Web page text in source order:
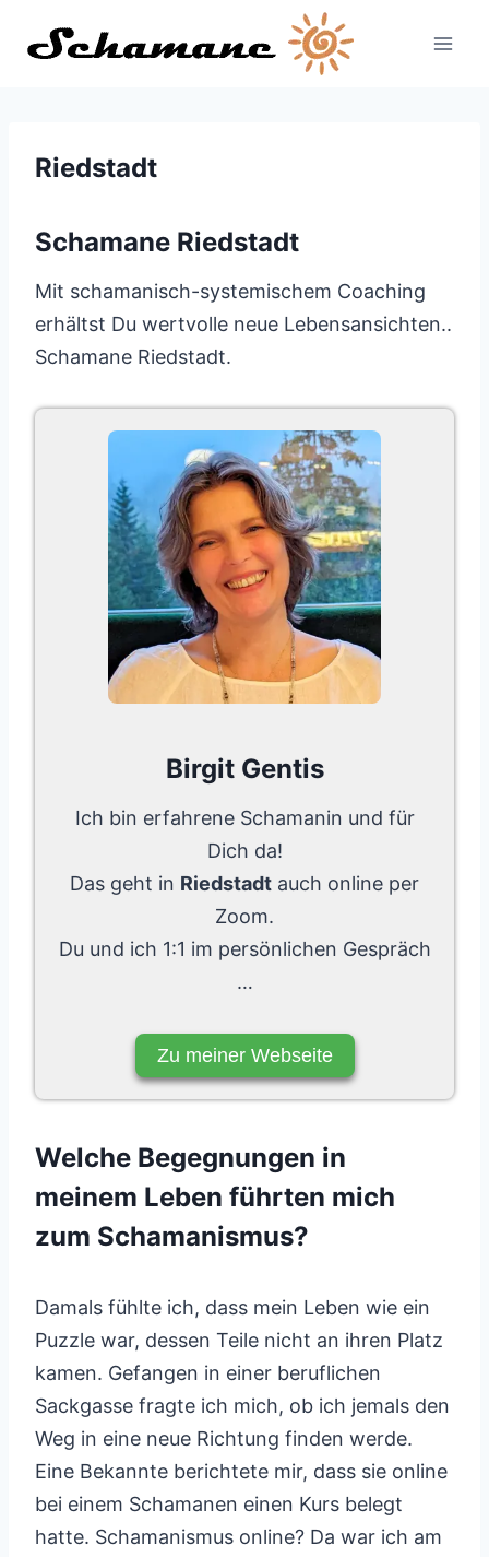
Inhalt
Riedstadt
Schamane Riedstadt
Mit schamanisch-systemischem Coaching
erhältst Du wertvolle neue Lebensansichten..
Schamane Riedstadt.
Birgit Gentis
Ich bin erfahrene Schamanin und für
Dich da!
Das geht in Riedstadt auch online per
Zoom.
Du und ich 1:1 im persönlichen Gespräch
…
Zu meiner Webseite
Welche Begegnungen in
meinem Leben führten mich
zum Schamanismus?
Damals fühlte ich, dass mein Leben wie ein
Puzzle war, dessen Teile nicht an ihren Platz
kamen. Gefangen in einer beruflichen
Sackgasse fragte ich mich, ob ich jemals den
Weg in eine neue Richtung finden werde.
Eine Bekannte berichtete mir, dass sie online
bei einem Schamanen einen Kurs belegt
hatte. Schamanismus online? Da war ich am